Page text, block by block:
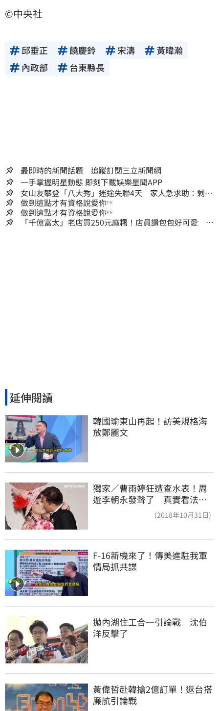
©中央社
邱垂正 饒慶鈴 宋濤
黃暐瀚
內政部
台東縣長
最即時的新聞話題 追蹤訂閱三立新聞網
一手掌握明星動態 即刻下載娛樂星聞APP
女山友攀登「八大秀」迷途失聯4天 家人急求助：剩我
媽還沒找到
做到這點才有資格說愛你PR
做到這點才有資格說愛你PR
「千億富太」老店買250元麻糬！店員讚包包好可愛 笑
延伸閱讀
韓國瑜東山再起！訪美規格海
放鄭麗文
獨家／曹雨婷狂遭查水表！周
遊李朝永發聲了 真實看法曝
(2018年10月31日)
F-16新機來了！傳美進駐我軍
情局抓共諜
拋內湖住工合一引論戰　沈伯
洋反擊了
黃偉哲赴韓搶2億訂單！返台搭
廉航引論戰